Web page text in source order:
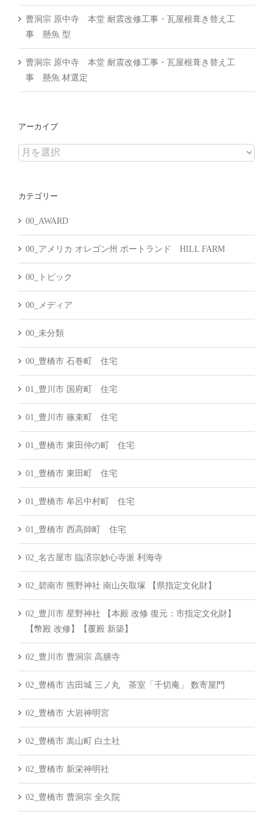
曹洞宗 原中寺 本堂 耐震改修工事・瓦屋根葺き替え工
事 懸魚 型
曹洞宗 原中寺 本堂 耐震改修工事・瓦屋根葺き替え工
事 懸魚 材選定
アーカイブ
ア
イ
カテゴリー
00_AWARD
00_アメリカ オレゴン州 ポートランド HILL FARM
00_トピック
00_メディア
00_未分類
00_豊橋市 石巻町 住宅
01_豊川市 国府町 住宅
01_豊川市 篠束町 住宅
01_豊橋市 東田仲の町 住宅
01_豊橋市 東田町 住宅
01_豊橋市 牟呂中村町 住宅
01_豊橋市 西高師町 住宅
02_名古屋市 臨済宗妙心寺派 利海寺
02_碧南市 熊野神社 南山矢取塚 【県指定文化財】
02_豊川市 星野神社 【本殿 改修 復元：市指定文化財】
【幣殿 改修】【覆殿 新築】
02_豊川市 曹洞宗 高膳寺
02_豊橋市 吉田城 三ノ丸 茶室「千切庵」 数寄屋門
02_豊橋市 大岩神明宮
02_豊橋市 嵩山町 白土社
02_豊橋市 新栄神明社
02_豊橋市 曹洞宗 全久院